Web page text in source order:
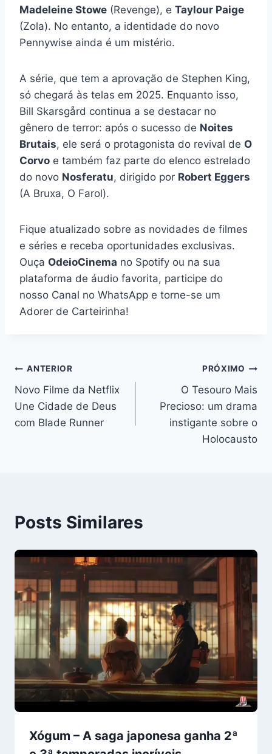
Madeleine Stowe (Revenge), e Taylour Paige
(Zola). No entanto, a identidade do novo
Pennywise ainda é um mistério.
A série, que tem a aprovação de Stephen King,
só chegará às telas em 2025. Enquanto isso,
Bill Skarsgård continua a se destacar no
gênero de terror: após o sucesso de Noites
Brutais, ele será o protagonista do revival de O
Corvo e também faz parte do elenco estrelado
do novo Nosferatu, dirigido por Robert Eggers
(A Bruxa, O Farol).
Fique atualizado sobre as novidades de filmes
e séries e receba oportunidades exclusivas.
Ouça OdeioCinema no Spotify ou na sua
plataforma de áudio favorita, participe do
nosso Canal no WhatsApp e torne-se um
Adorer de Carteirinha!
Navegação
de
Post
ANTERIOR
Novo Filme da Netflix
Une Cidade de Deus
com Blade Runner
PRÓXIMO
O Tesouro Mais
Precioso: um drama
instigante sobre o
Holocausto
Posts Similares
Xógum – A saga japonesa ganha 2ª